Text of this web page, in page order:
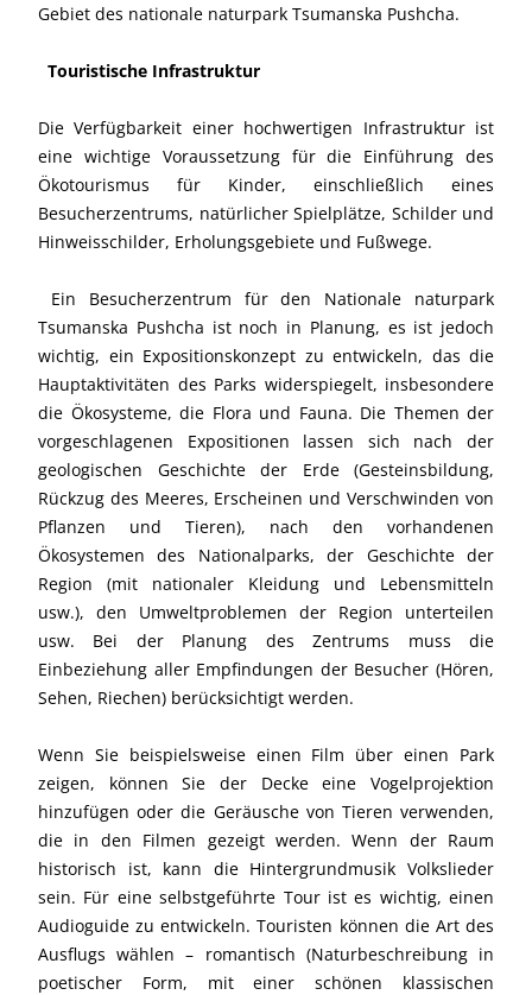
Gebiet des nationale naturpark Tsumanska Pushcha.
Touristische Infrastruktur
Die Verfügbarkeit einer hochwertigen Infrastruktur ist
eine wichtige Voraussetzung für die Einführung des
Ökotourismus für Kinder, einschließlich eines
Besucherzentrums, natürlicher Spielplätze, Schilder und
Hinweisschilder, Erholungsgebiete und Fußwege.
Ein Besucherzentrum für den Nationale naturpark
Tsumanska Pushcha ist noch in Planung, es ist jedoch
wichtig, ein Expositionskonzept zu entwickeln, das die
Hauptaktivitäten des Parks widerspiegelt, insbesondere
die Ökosysteme, die Flora und Fauna. Die Themen der
vorgeschlagenen Expositionen lassen sich nach der
geologischen Geschichte der Erde (Gesteinsbildung,
Rückzug des Meeres, Erscheinen und Verschwinden von
Pflanzen und Tieren), nach den vorhandenen
Ökosystemen des Nationalparks, der Geschichte der
Region (mit nationaler Kleidung und Lebensmitteln
usw.), den Umweltproblemen der Region unterteilen
usw. Bei der Planung des Zentrums muss die
Einbeziehung aller Empfindungen der Besucher (Hören,
Sehen, Riechen) berücksichtigt werden.
Wenn Sie beispielsweise einen Film über einen Park
zeigen, können Sie der Decke eine Vogelprojektion
hinzufügen oder die Geräusche von Tieren verwenden,
die in den Filmen gezeigt werden. Wenn der Raum
historisch ist, kann die Hintergrundmusik Volkslieder
sein. Für eine selbstgeführte Tour ist es wichtig, einen
Audioguide zu entwickeln. Touristen können die Art des
Ausflugs wählen – romantisch (Naturbeschreibung in
poetischer Form, mit einer schönen klassischen